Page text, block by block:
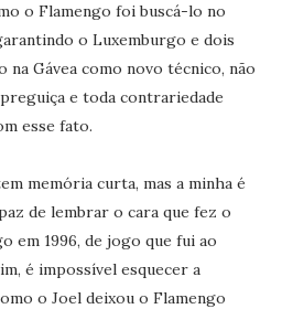
o Flamengo foi buscá-lo no
o Luxemburgo e dois
na Gávea como novo técnico, não
e toda contrariedade
esse fato.
memória curta, mas a minha é
de lembrar o cara que fez o
em 1996, de jogo que fui ao
é impossível esquecer a
o Joel deixou o Flamengo